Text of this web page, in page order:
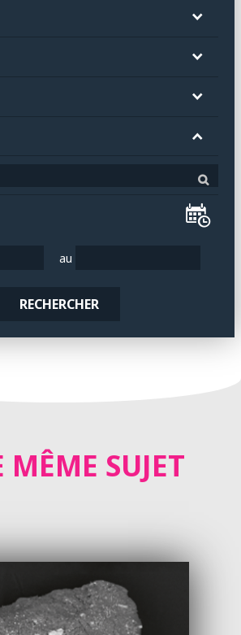
au
RECHERCHER
MÊME SUJET